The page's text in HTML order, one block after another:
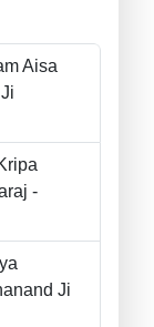
Aisa
-
Ji